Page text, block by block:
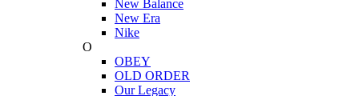
New Balance
New Era
Nike
O
OBEY
OLD ORDER
Our Legacy